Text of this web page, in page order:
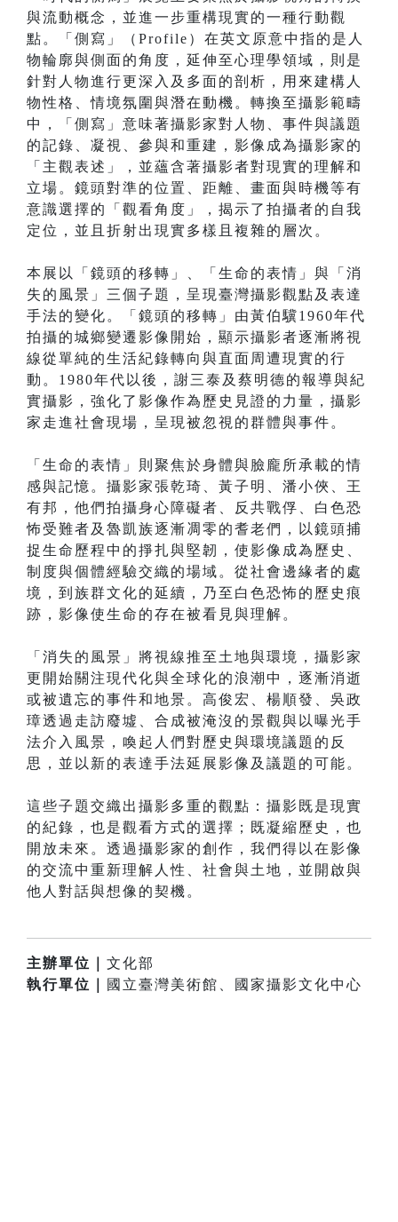
與流動概念，並進一步重構現實的一種行動觀
點。「側寫」（Profile）在英文原意中指的是人
物輪廓與側面的角度，延伸至心理學領域，則是
針對人物進行更深入及多面的剖析，用來建構人
物性格、情境氛圍與潛在動機。轉換至攝影範疇
中，「側寫」意味著攝影家對人物、事件與議題
的記錄、凝視、參與和重建，影像成為攝影家的
「主觀表述」，並蘊含著攝影者對現實的理解和
立場。鏡頭對準的位置、距離、畫面與時機等有
意識選擇的「觀看角度」，揭示了拍攝者的自我
定位，並且折射出現實多樣且複雜的層次。
本展以「鏡頭的移轉」、「生命的表情」與「消
失的風景」三個子題，呈現臺灣攝影觀點及表達
手法的變化。「鏡頭的移轉」由黃伯驥1960年代
拍攝的城鄉變遷影像開始，顯示攝影者逐漸將視
線從單純的生活紀錄轉向與直面周遭現實的行
動。1980年代以後，謝三泰及蔡明德的報導與紀
實攝影，強化了影像作為歷史見證的力量，攝影
家走進社會現場，呈現被忽視的群體與事件。
「生命的表情」則聚焦於身體與臉龐所承載的情
感與記憶。攝影家張乾琦、黃子明、潘小俠、王
有邦，他們拍攝身心障礙者、反共戰俘、白色恐
怖受難者及魯凱族逐漸凋零的耆老們，以鏡頭捕
捉生命歷程中的掙扎與堅韌，使影像成為歷史、
制度與個體經驗交織的場域。從社會邊緣者的處
境，到族群文化的延續，乃至白色恐怖的歷史痕
跡，影像使生命的存在被看見與理解。
「消失的風景」將視線推至土地與環境，攝影家
更開始關注現代化與全球化的浪潮中，逐漸消逝
或被遺忘的事件和地景。高俊宏、楊順發、吳政
璋透過走訪廢墟、合成被淹沒的景觀與以曝光手
法介入風景，喚起人們對歷史與環境議題的反
思，並以新的表達手法延展影像及議題的可能。
這些子題交織出攝影多重的觀點：攝影既是現實
的紀錄，也是觀看方式的選擇；既凝縮歷史，也
開放未來。透過攝影家的創作，我們得以在影像
的交流中重新理解人性、社會與土地，並開啟與
他人對話與想像的契機。
主辦單位｜ 文化部
執行單位｜
國立臺灣美術館、國家攝影文化中心